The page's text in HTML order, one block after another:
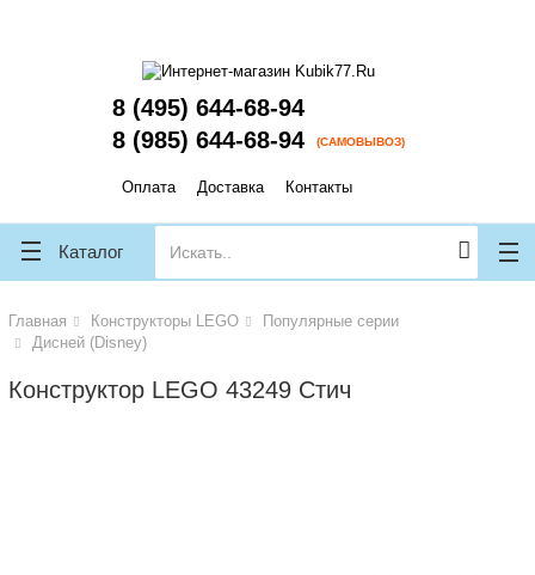
8 (495) 644-68-94
8 (985) 644-68-94
(САМОВЫВОЗ)
Оплата Доставка Контакты
Каталог
Главная Конструкторы LEGO
Популярные серии
Дисней (Disney)
Конструктор LEGO 43249 Стич